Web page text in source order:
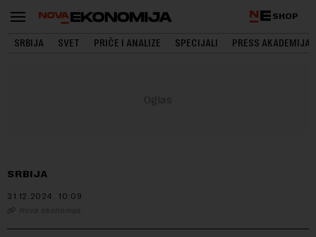
SHOP
SRBIJA SVET PRIČE I ANALIZE SPECIJALI PRESS AKADEMIJA
SRBIJA
31.12.2024. 10:09
Nova ekonomija